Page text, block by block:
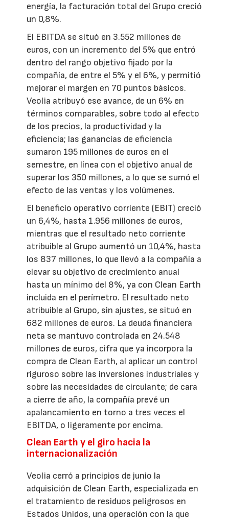
energía, la facturación total del Grupo creció
un 0,8%.
El EBITDA se situó en 3.552 millones de
euros, con un incremento del 5% que entró
dentro del rango objetivo fijado por la
compañía, de entre el 5% y el 6%, y permitió
mejorar el margen en 70 puntos básicos.
Veolia atribuyó ese avance, de un 6% en
términos comparables, sobre todo al efecto
de los precios, la productividad y la
eficiencia; las ganancias de eficiencia
sumaron 195 millones de euros en el
semestre, en línea con el objetivo anual de
superar los 350 millones, a lo que se sumó el
efecto de las ventas y los volúmenes.
El beneficio operativo corriente (EBIT) creció
un 6,4%, hasta 1.956 millones de euros,
mientras que el resultado neto corriente
atribuible al Grupo aumentó un 10,4%, hasta
los 837 millones, lo que llevó a la compañía a
elevar su objetivo de crecimiento anual
hasta un mínimo del 8%, ya con Clean Earth
incluida en el perímetro. El resultado neto
atribuible al Grupo, sin ajustes, se situó en
682 millones de euros. La deuda financiera
neta se mantuvo controlada en 24.548
millones de euros, cifra que ya incorpora la
compra de Clean Earth, al aplicar un control
riguroso sobre las inversiones industriales y
sobre las necesidades de circulante; de cara
a cierre de año, la compañía prevé un
apalancamiento en torno a tres veces el
EBITDA, o ligeramente por encima.
Clean Earth y el giro hacia la
internacionalización
Veolia cerró a principios de junio la
adquisición de Clean Earth, especializada en
el tratamiento de residuos peligrosos en
Estados Unidos, una operación con la que